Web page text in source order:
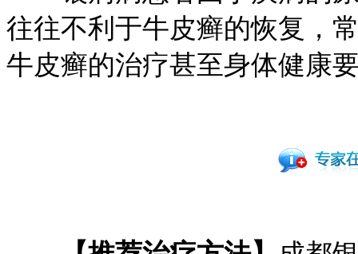
往往不利于牛皮癣的恢复，
牛皮癣的治疗甚至身体健康